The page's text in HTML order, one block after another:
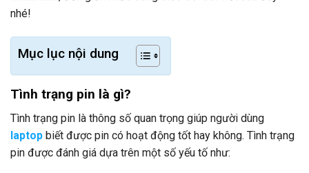
nhé!
Mục lục nội dung
Tình trạng pin là gì?
Tình trạng pin là thông số quan trọng giúp người dùng
laptop biết được pin có hoạt động tốt hay không. Tình trạng
pin được đánh giá dựa trên một số yếu tố như: